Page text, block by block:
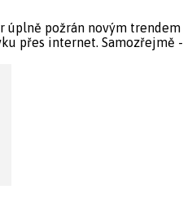
úplně požrán novým trendem
přes internet. Samozřejmě -